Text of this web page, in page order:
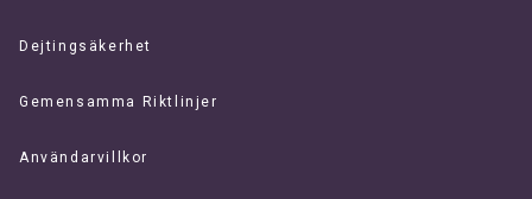
Dejtingsäkerhet
Gemensamma Riktlinjer
Användarvillkor